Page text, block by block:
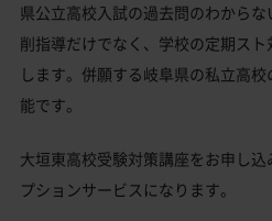
県公立高校入試の過去問のわから
削指導だけでなく、学校の定期ス
します。併願する岐阜県の私立高
能です。
大垣東高校受験対策講座をお申し
プションサービスになります。